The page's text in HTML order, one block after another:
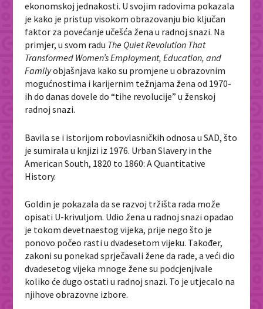
ekonomskoj jednakosti. U svojim radovima pokazala
je kako je pristup visokom obrazovanju bio ključan
faktor za povećanje učešća žena u radnoj snazi. Na
primjer, u svom radu The Quiet Revolution That
Transformed Women’s Employment, Education, and
Familyobjašnjava kako su promjene u obrazovnim
mogućnostima i karijernim težnjama žena od 1970-
ih do danas dovele do “tihe revolucije” u ženskoj
radnoj snazi.
Bavila se i istorijom robovlasničkih odnosa u SAD, što
je sumirala u knjizi iz 1976. Urban Slavery in the
American South, 1820 to 1860: A Quantitative
History.
Goldin je pokazala da se razvoj tržišta rada može
opisati U-krivuljom. Udio žena u radnoj snazi opadao
je tokom devetnaestog vijeka, prije nego što je
ponovo počeo rasti u dvadesetom vijeku. Također,
zakoni su ponekad sprječavali žene da rade, a veći dio
dvadesetog vijeka mnoge žene su podcjenjivale
koliko će dugo ostati u radnoj snazi. To je utjecalo na
njihove obrazovne izbore.